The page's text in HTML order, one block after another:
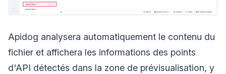
Apidog analysera automatiquement le contenu du
fichier et affichera les informations des points
d'API détectés dans la zone de prévisualisation, y